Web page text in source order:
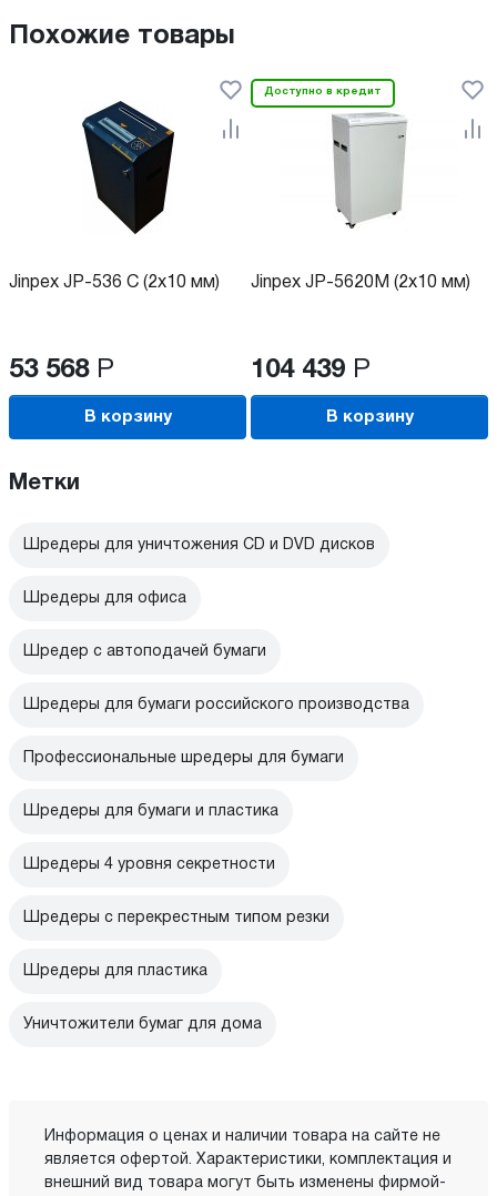
Похожие товары
Jinpex JP-536 C (2x10 мм)
53 568 Р
В корзину
Доступно в кредит
Jinpex JP-5620M (2x10 мм)
104 439 Р
В корзину
Метки
Шредеры для уничтожения CD и DVD дисков
Шредеры для офиса
Шредер с автоподачей бумаги
Шредеры для бумаги российского производства
Профессиональные шредеры для бумаги
Шредеры для бумаги и пластика
Шредеры 4 уровня секретности
Шредеры с перекрестным типом резки
Шредеры для пластика
Уничтожители бумаг для дома
Информация о ценах и наличии товара на сайте не
является офертой. Характеристики, комплектация и
внешний вид товара могут быть изменены фирмой-